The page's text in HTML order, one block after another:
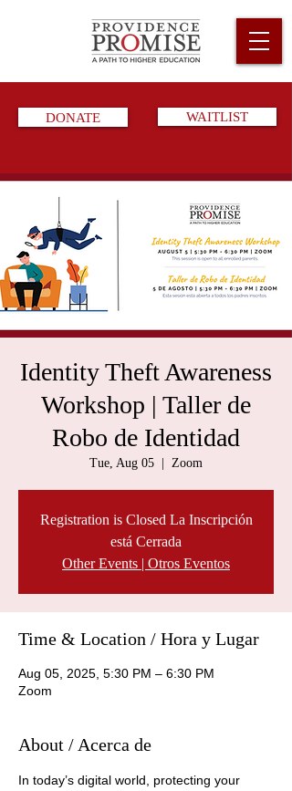
DONATE WAITLIST
Identity Theft Awareness
Workshop | Taller de
Robo de Identidad
Tue, Aug 05 Zoom
Registration is Closed La Inscripción
está Cerrada
Other Events | Otros Eventos
Time & Location / Hora y Lugar
Aug 05, 2025, 5:30 PM – 6:30 PM
Zoom
About / Acerca de
In today’s digital world, protecting your